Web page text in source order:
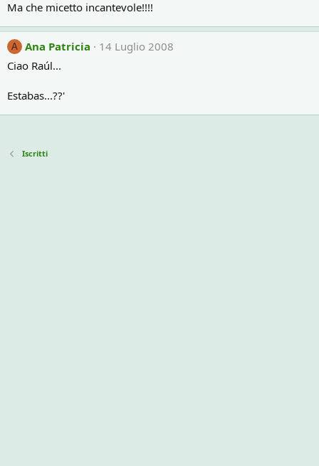
Ma che micetto incantevole!!!!
A Ana Patricia
14 Luglio 2008
Ciao Raúl...
Estabas...??'
Iscritti